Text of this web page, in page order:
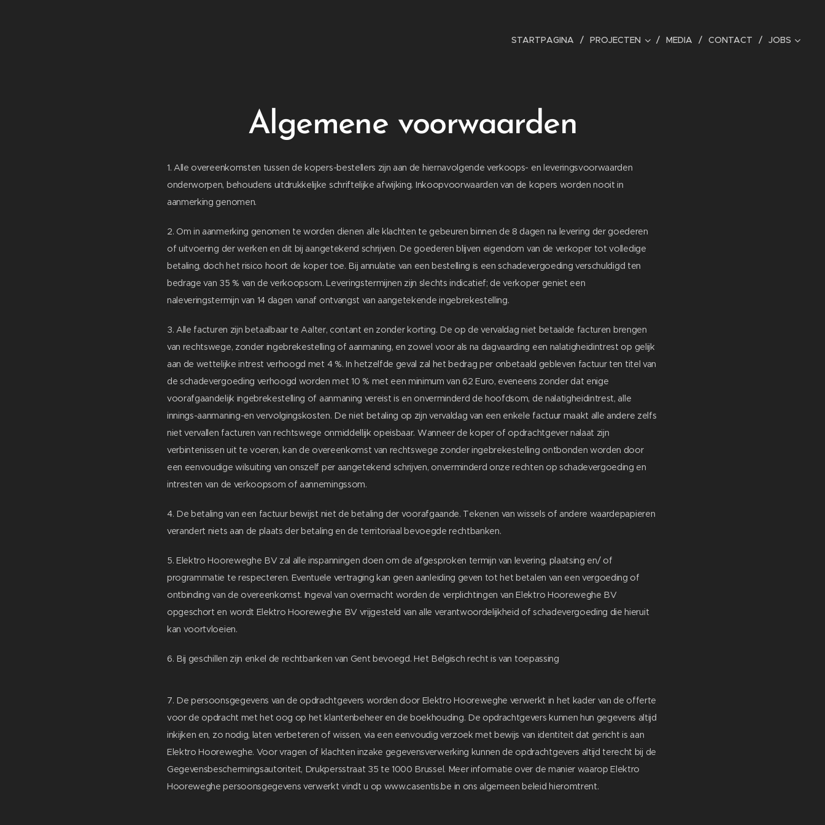
STARTPAGINA PROJECTEN MEDIA CONTACT JOBS
Algemene voorwaarden
1. Alle overeenkomsten tussen de kopers-bestellers zijn aan de hiernavolgende verkoops- en leveringsvoorwaarden
onderworpen, behoudens uitdrukkelijke schriftelijke afwijking. Inkoopvoorwaarden van de kopers worden nooit in
aanmerking genomen.
2. Om in aanmerking genomen te worden dienen alle klachten te gebeuren binnen de 8 dagen na levering der goederen
of uitvoering der werken en dit bij aangetekend schrijven. De goederen blijven eigendom van de verkoper tot volledige
betaling, doch het risico hoort de koper toe. Bij annulatie van een bestelling is een schadevergoeding verschuldigd ten
bedrage van 35 % van de verkoopsom. Leveringstermijnen zijn slechts indicatief; de verkoper geniet een
naleveringstermijn van 14 dagen vanaf ontvangst van aangetekende ingebrekestelling.
3. Alle facturen zijn betaalbaar te Aalter, contant en zonder korting. De op de vervaldag niet betaalde facturen brengen
van rechtswege, zonder ingebrekestelling of aanmaning, en zowel voor als na dagvaarding een nalatigheidintrest op gelijk
aan de wettelijke intrest verhoogd met 4 %. In hetzelfde geval zal het bedrag per onbetaald gebleven factuur ten titel van
de schadevergoeding verhoogd worden met 10 % met een minimum van 62 Euro, eveneens zonder dat enige
voorafgaandelijk ingebrekestelling of aanmaning vereist is en onverminderd de hoofdsom, de nalatigheidintrest, alle
innings-aanmaning-en vervolgingskosten. De niet betaling op zijn vervaldag van een enkele factuur maakt alle andere zelfs
niet vervallen facturen van rechtswege onmiddellijk opeisbaar. Wanneer de koper of opdrachtgever nalaat zijn
verbintenissen uit te voeren, kan de overeenkomst van rechtswege zonder ingebrekestelling ontbonden worden door
een eenvoudige wilsuiting van onszelf per aangetekend schrijven, onverminderd onze rechten op schadevergoeding en
intresten van de verkoopsom of aannemingssom.
4. De betaling van een factuur bewijst niet de betaling der voorafgaande. Tekenen van wissels of andere waardepapieren
verandert niets aan de plaats der betaling en de territoriaal bevoegde rechtbanken.
5. Elektro Hooreweghe BV zal alle inspanningen doen om de afgesproken termijn van levering, plaatsing en/ of
programmatie te respecteren. Eventuele vertraging kan geen aanleiding geven tot het betalen van een vergoeding of
ontbinding van de overeenkomst. Ingeval van overmacht worden de verplichtingen van Elektro Hooreweghe BV
opgeschort en wordt Elektro Hooreweghe BV vrijgesteld van alle verantwoordelijkheid of schadevergoeding die hieruit
kan voortvloeien.
6. Bij geschillen zijn enkel de rechtbanken van Gent bevoegd. Het Belgisch recht is van toepassing
7. De persoonsgegevens van de opdrachtgevers worden door Elektro Hooreweghe verwerkt in het kader van de offerte
voor de opdracht met het oog op het klantenbeheer en de boekhouding. De opdrachtgevers kunnen hun gegevens altijd
inkijken en, zo nodig, laten verbeteren of wissen, via een eenvoudig verzoek met bewijs van identiteit dat gericht is aan
Elektro Hooreweghe. Voor vragen of klachten inzake gegevensverwerking kunnen de opdrachtgevers altijd terecht bij de
Gegevensbeschermingsautoriteit, Drukpersstraat 35 te 1000 Brussel. Meer informatie over de manier waarop Elektro
Hooreweghe persoonsgegevens verwerkt vindt u op www.casentis.be in ons algemeen beleid hieromtrent.